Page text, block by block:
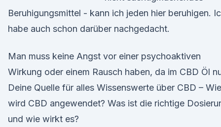
Beruhigungsmittel - kann ich jeden hier beruhigen.
habe auch schon darüber nachgedacht.
Man muss keine Angst vor einer psychoaktiven
Wirkung oder einem Rausch haben, da im CBD Öl
Deine Quelle für alles Wissenswerte über CBD – Wie
wird CBD angewendet? Was ist die richtige
und wie wirkt es?